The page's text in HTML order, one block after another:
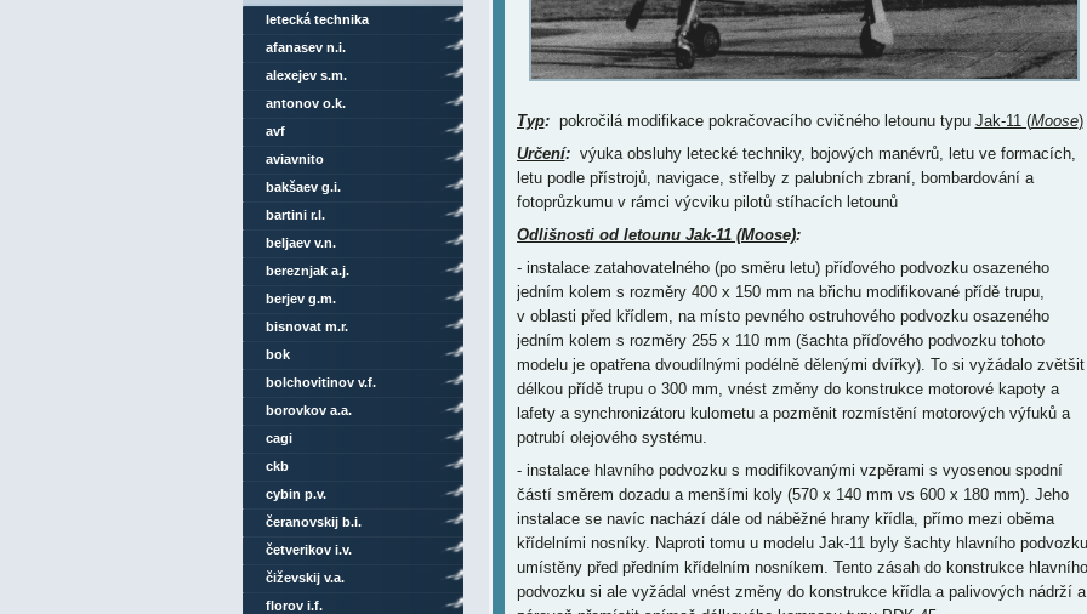
Typ:pokročilá modifikace pokračovacího cvičného letounu typu Jak-11 (Moose)
Určení:výuka obsluhy letecké techniky, bojových manévrů, letu ve formacích,
letu podle přístrojů, navigace, střelby z palubních zbraní, bombardování a
fotoprůzkumu v rámci výcviku pilotů stíhacích letounů
Odlišnosti od letounu Jak-11 (Moose):
- instalace zatahovatelného (po směru letu) příďového podvozku osazeného
jedním kolem s rozměry 400 x 150 mm na břichu modifikované přídě trupu,
v oblasti před křídlem, na místo pevného ostruhového podvozku osazeného
jedním kolem s rozměry 255 x 110 mm (šachta příďového podvozku tohoto
modelu je opatřena dvoudílnými podélně dělenými dvířky). To si vyžádalo zvětšit
délkou přídě trupu o 300 mm, vnést změny do konstrukce motorové kapoty a
lafety a synchronizátoru kulometu a pozměnit rozmístění motorových výfuků a
potrubí olejového systému.
- instalace hlavního podvozku s modifikovanými vzpěrami s vyosenou spodní
částí směrem dozadu a menšími koly (570 x 140 mm vs 600 x 180 mm). Jeho
instalace se navíc nachází dále od náběžné hrany křídla, přímo mezi oběma
křídelními nosníky. Naproti tomu u modelu Jak-11 byly šachty hlavního podvozku
umístěny před předním křídelním nosníkem. Tento zásah do konstrukce hlavního
podvozku si ale vyžádal vnést změny do konstrukce křídla a palivových nádrží a
letecká technika
afanasev n.i.
alexejev s.m.
antonov o.k.
avf
aviavnito
bakšaev g.i.
bartini r.l.
beljaev v.n.
bereznjak a.j.
berjev g.m.
bisnovat m.r.
bok
bolchovitinov v.f.
borovkov a.a.
cagi
ckb
cybin p.v.
čeranovskij b.i.
četverikov i.v.
čiževskij v.a.
florov i.f.